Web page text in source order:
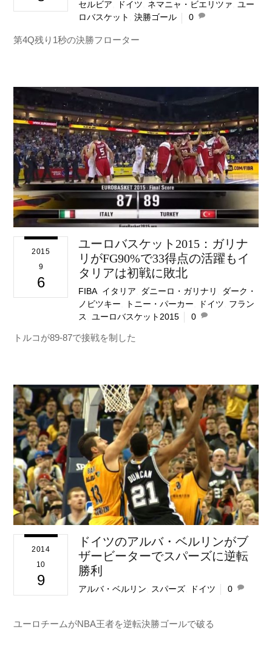
セルビア ドイツ ネマニャ・ビエリツァ ,ユー
ロバスケット
,決勝ゴール 0
第4Q残り1秒の決勝フローター
2015
9
6
ユーロバスケット2015：ガリナ
リがFG90%で33得点の活躍もイ
タリアは初戦に敗北
FIBA イタリア ダニーロ・ガリナリ
ダーク・
ノビツキー
トニー・パーカー ドイツ
フラン
ス
,ユーロバスケット2015 0
トルコが89-87で接戦を制した
2014
10
9
ドイツのアルバ・ベルリンがブ
ザービーターでスパーズに逆転
勝利
アルバ・ベルリン スパーズ ドイツ 0
ユーロチームがNBA王者を逆転決勝ゴールで破る